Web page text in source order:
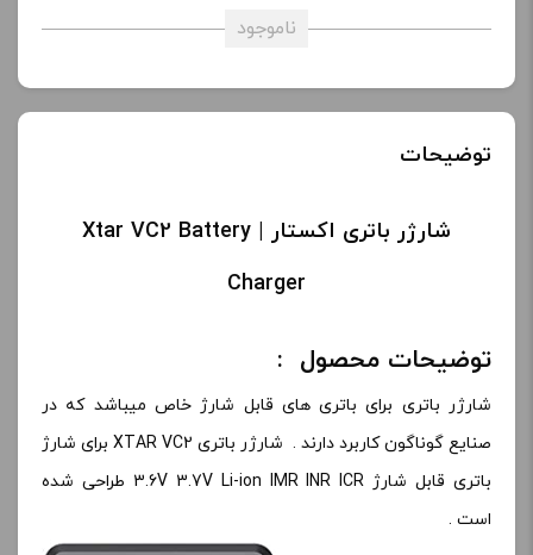
ناموجود
توضیحات
شارژر باتری اکستار | Xtar VC2 Battery
Charger
توضیحات محصول :
شارژر باتری برای باتری های قابل شارژ خاص میباشد که در
صنایع گوناگون کاربرد دارند . شارژر باتری XTAR VC2 برای شارژ
باتری قابل شارژ 3.6V 3.7V Li-ion IMR INR ICR طراحی شده
است .